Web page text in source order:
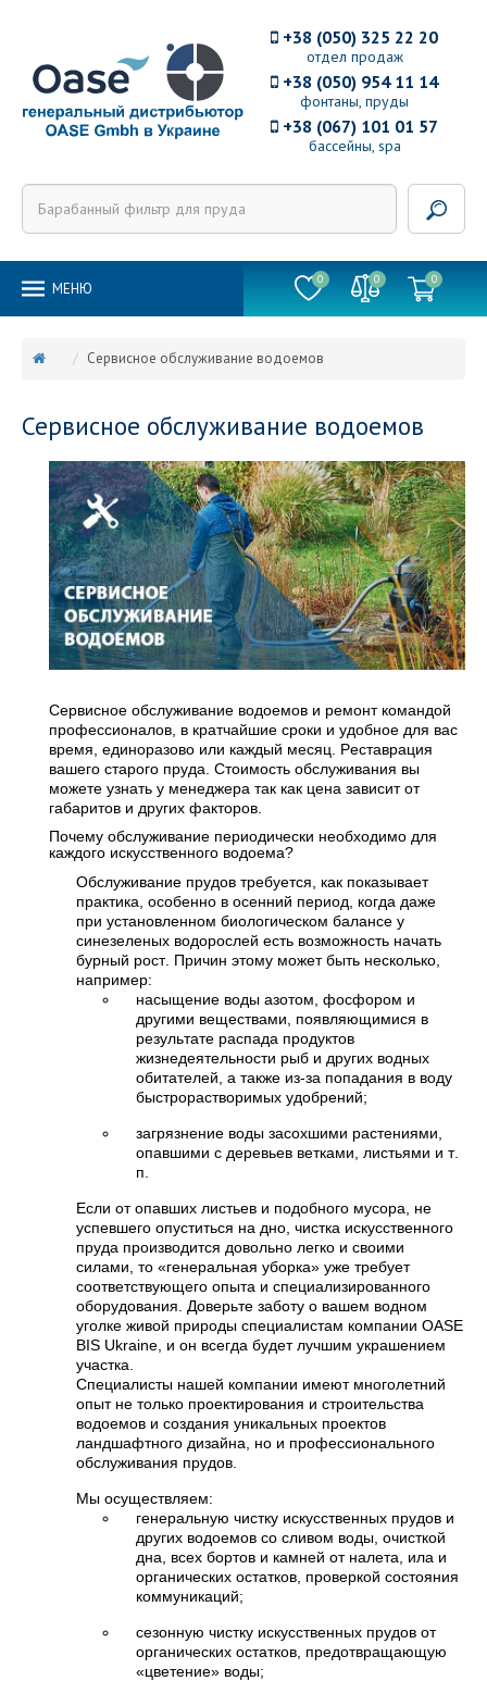
отдел продаж
+38 (050) 325 22 20
фонтаны, пруды
+38 (050) 954 11 14
бассейны, spa
+38 (067) 101 01 57
MEНЮ
0 0 0
Сервисное обслуживание водоемов
Сервисное обслуживание водоемов
Сервисное обслуживание водоемов и ремонт командой
профессионалов, в кратчайшие сроки и удобное для вас
время, единоразово или каждый месяц. Реставрация
вашего старого пруда. Стоимость обслуживания вы
можете узнать у менеджера так как цена зависит от
габаритов и других факторов.
Почему обслуживание периодически необходимо для
каждого искусственного водоема?
Обслуживание прудов требуется, как показывает
практика, особенно в осенний период, когда даже
при установленном биологическом балансе у
синезеленых водорослей есть возможность начать
бурный рост. Причин этому может быть несколько,
например:
насыщение воды азотом, фосфором и
другими веществами, появляющимися в
результате распада продуктов
жизнедеятельности рыб и других водных
обитателей, а также из-за попадания в воду
быстрорастворимых удобрений;
загрязнение воды засохшими растениями,
опавшими с деревьев ветками, листьями и т.
п.
Если от опавших листьев и подобного мусора, не
успевшего опуститься на дно, чистка искусственного
пруда производится довольно легко и своими
силами, то «генеральная уборка» уже требует
соответствующего опыта и специализированного
оборудования. Доверьте заботу о вашем водном
уголке живой природы специалистам компании OASE
BIS Ukraine, и он всегда будет лучшим украшением
участка.
Специалисты нашей компании имеют многолетний
опыт не только проектирования и строительства
водоемов и создания уникальных проектов
ландшафтного дизайна, но и профессионального
обслуживания прудов.
Мы осуществляем:
генеральную чистку искусственных прудов и
других водоемов со сливом воды, очисткой
дна, всех бортов и камней от налета, ила и
органических остатков, проверкой состояния
коммуникаций;
сезонную чистку искусственных прудов от
органических остатков, предотвращающую
«цветение» воды;